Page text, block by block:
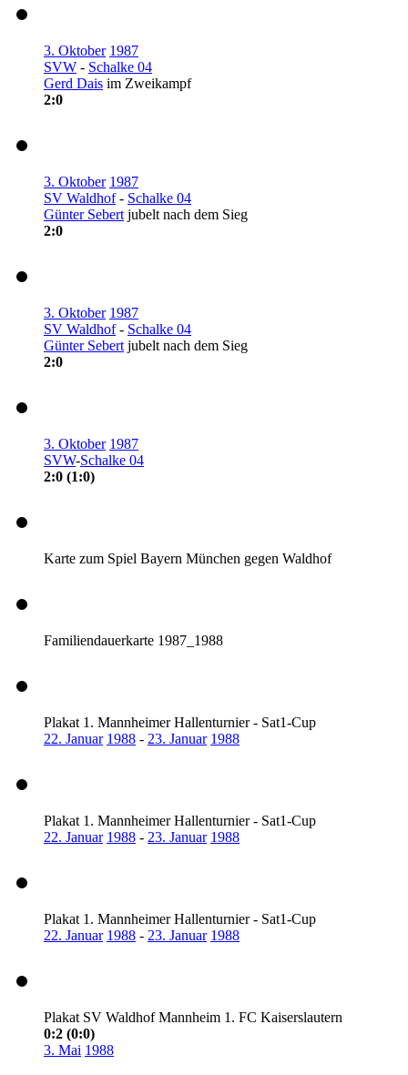
3. Oktober 1987
SVW - Schalke 04
Gerd Dais im Zweikampf
2:0
3. Oktober 1987
SV Waldhof- Schalke 04
Günter Sebert jubelt nach dem Sieg
2:0
3. Oktober 1987
SV Waldhof- Schalke 04
Günter Sebert jubelt nach dem Sieg
2:0
3. Oktober 1987
SVW-Schalke 04
2:0 (1:0)
Karte zum Spiel Bayern München gegen Waldhof
Familiendauerkarte 1987_1988
Plakat 1. Mannheimer Hallenturnier - Sat1-Cup
22. Januar 1988 - 23. Januar 1988
Plakat 1. Mannheimer Hallenturnier - Sat1-Cup
22. Januar 1988 - 23. Januar 1988
Plakat 1. Mannheimer Hallenturnier - Sat1-Cup
22. Januar 1988 - 23. Januar 1988
Plakat SV Waldhof Mannheim 1. FC Kaiserslautern
0:2 (0:0)
3. Mai 1988